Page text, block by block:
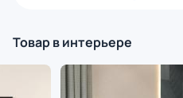
Товар в интерьере